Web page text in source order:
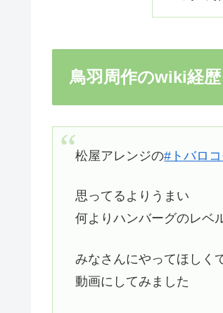
鳥羽周作のwiki経歴
松屋アレンジの#トバロコ
思ってるよりうまい
何よりハンバーグのレベ
みなさんにやってほしく
動画にしてみました